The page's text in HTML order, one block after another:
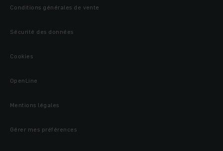
Conditions générales de vente
Sécurité des données
Cookies
OpenLine
Mentions légales
Gérer mes préférences